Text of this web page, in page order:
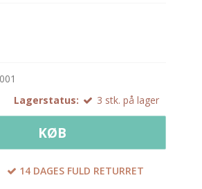
Lagerstatus:
3 stk. på lager
KØB
14 DAGES FULD RETURRET